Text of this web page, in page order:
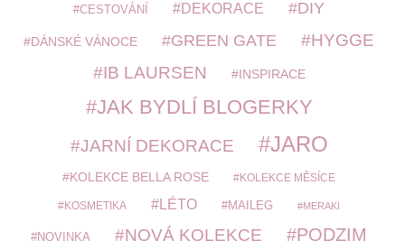
CESTOVÁNÍ DEKORACE DIY
DÁNSKÉ VÁNOCE GREEN GATE HYGGE
IB LAURSEN INSPIRACE
JAK BYDLÍ BLOGERKY
JARNÍ DEKORACE JARO
KOLEKCE BELLA ROSE KOLEKCE MĚSÍCE
KOSMETIKA LÉTO MAILEG MERAKI
NOVINKA NOVÁ KOLEKCE PODZIM